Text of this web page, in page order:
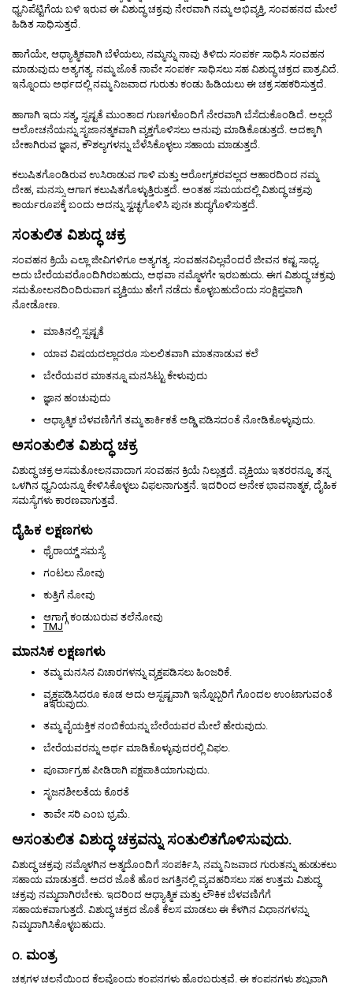
ಧ್ವನಿಪೆಟ್ಟಿಗೆಯ ಬಳಿ ಇರುವ ಈ ವಿಶುದ್ಧ ಚಕ್ರವು ನೇರವಾಗಿ ನಮ್ಮ ಅಭಿವ್ಯಕ್ತಿ, ಸಂವಹನದ ಮೇಲೆ
ಹಿಡಿತ ಸಾಧಿಸುತ್ತದೆ.
ಹಾಗೆಯೇ, ಆಧ್ಯಾತ್ಮಿಕವಾಗಿ ಬೆಳೆಯಲು, ನಮ್ಮನ್ನು ನಾವು ತಿಳಿದು ಸಂಪರ್ಕ ಸಾಧಿಸಿ ಸಂವಹನ
ಮಾಡುವುದು ಅತ್ಯಗತ್ಯ. ನಮ್ಮ ಜೊತೆ ನಾವೇ ಸಂಪರ್ಕ ಸಾಧಿಸಲು ಸಹ ವಿಶುದ್ಧ ಚಕ್ರದ ಪಾತ್ರವಿದೆ.
ಇನ್ನೊಂದು ಅರ್ಥದಲ್ಲಿ ನಮ್ಮ ನಿಜವಾದ ಗುರುತು ಕಂಡು ಹಿಡಿಯಲು ಈ ಚಕ್ರ ಸಹಕರಿಸುತ್ತದೆ.
ಹಾಗಾಗಿ ಇದು ಸತ್ಯ, ಸ್ಪಷ್ಟತೆ ಮುಂತಾದ ಗುಣಗಳೊಂದಿಗೆ ನೇರವಾಗಿ ಬೆಸೆದುಕೊಂಡಿದೆ. ಅಲ್ಲದೆ
ಆಲೋಚನೆಯನ್ನು ಸೃಜಾನತ್ಮಕವಾಗಿ ವ್ಯಕ್ತಗೊಳಿಸಲು ಅನುವು ಮಾಡಿಕೊಡುತ್ತದೆ. ಅದಕ್ಕಾಗಿ
ಬೇಕಾಗಿರುವ ಜ್ಞಾನ, ಕೌಶಲ್ಯಗಳನ್ನು ಬೆಳೆಸಿಕೊಳ್ಳಲು ಸಹಾಯ ಮಾಡುತ್ತದೆ.
ಕಲುಷಿತಗೊಂಡಿರುವ ಉಸಿರಾಡುವ ಗಾಳಿ ಮತ್ತು ಆರೋಗ್ಯಕರವಲ್ಲದ ಆಹಾರದಿಂದ ನಮ್ಮ
ದೇಹ, ಮನಸ್ಸು ಆಗಾಗ ಕಲುಷಿತಗೊಳ್ಳುತ್ತಿರುತ್ತದೆ. ಅಂತಹ ಸಮಯದಲ್ಲಿ ವಿಶುದ್ಧ ಚಕ್ರವು
ಕಾರ್ಯರೂಪಕ್ಕೆ ಬಂದು ಅದನ್ನು ಸ್ವಚ್ಛಗೊಳಿಸಿ ಪುನಃ ಶುದ್ಧಗೊಳಿಸುತ್ತದೆ.
ಸಂತುಲಿತ ವಿಶುದ್ಧ ಚಕ್ರ
ಸಂವಹನ ಕ್ರಿಯೆ ಎಲ್ಲಾ ಜೀವಿಗಳಿಗೂ ಅತ್ಯಗತ್ಯ. ಸಂವಹನವಿಲ್ಲವೆಂದರೆ ಜೀವನ ಕಷ್ಟ ಸಾಧ್ಯ.
ಅದು ಬೇರೆಯವರೊಂದಿಗಿರಬಹುದು, ಅಥವಾ ನಮ್ಮೊಳಗೇ ಇರಬಹುದು. ಈಗ ವಿಶುದ್ಧ ಚಕ್ರವು
ಸಮತೋಲನದಿಂದಿರುವಾಗ ವ್ಯಕ್ತಿಯು ಹೇಗೆ ನಡೆದು ಕೊಳ್ಳಬಹುದೆಂದು ಸಂಕ್ಷಿಪ್ತವಾಗಿ
ನೋಡೋಣ.
ಮಾತಿನಲ್ಲಿ ಸ್ಪಷ್ಟತೆ
ಯಾವ ವಿಷಯದಲ್ಲಾದರೂ ಸುಲಲಿತವಾಗಿ ಮಾತನಾಡುವ ಕಲೆ
ಬೇರೆಯವರ ಮಾತನ್ನೂ ಮನಸಿಟ್ಟು ಕೇಳುವುದು
ಜ್ಞಾನ ಹಂಚುವುದು
ಆಧ್ಯಾತ್ಮಿಕ ಬೆಳವಣಿಗೆಗೆ ತಮ್ಮ ತಾರ್ಕಿಕತೆ ಅಡ್ಡಿ ಪಡಿಸದಂತೆ ನೋಡಿಕೊಳ್ಳುವುದು.
ಅಸಂತುಲಿತ ವಿಶುದ್ಧ ಚಕ್ರ
ವಿಶುದ್ಧ ಚಕ್ರ ಅಸಮತೋಲನವಾದಾಗ ಸಂವಹನ ಕ್ರಿಯೆ ನಿಲ್ಲುತ್ತದೆ. ವ್ಯಕ್ತಿಯು ಇತರರನ್ನೂ, ತನ್ನ
ಒಳಗಿನ ಧ್ವನಿಯನ್ನೂ ಕೇಳಿಸಿಕೊಳ್ಳಲು ವಿಫಲನಾಗುತ್ತನೆ. ಇದರಿಂದ ಅನೇಕ ಭಾವನಾತ್ಮಕ, ದೈಹಿಕ
ಸಮಸ್ಯೆಗಳು ಕಾರಣವಾಗುತ್ತವೆ.
ದೈಹಿಕ ಲಕ್ಷಣಗಳು
ಥೈರಾಯ್ಡ್ ಸಮಸ್ಯೆ
ಗಂಟಲು ನೋವು
ಕುತ್ತಿಗೆ ನೋವು
ಆಗಾಗ್ಗೆ ಕಂಡುಬರುವ ತಲೆನೋವು
TMJ
ಮಾನಸಿಕ ಲಕ್ಷಣಗಳು
ತಮ್ಮ ಮನಸಿನ ವಿಚಾರಗಳನ್ನು ವ್ಯಕ್ತಪಡಿಸಲು ಹಿಂಜರಿಕೆ.
ವ್ಯಕ್ತಪಡಿಸಿದರೂ ಕೂಡ ಅದು ಅಸ್ಪಷ್ಟವಾಗಿ ಇನ್ನೊಬ್ಬರಿಗೆ ಗೊಂದಲ ಉಂಟಾಗುವಂತೆ
aಇರುವುದು.
ತಮ್ಮ ವೈಯಕ್ತಿಕ ನಂಬಿಕೆಯನ್ನು ಬೇರೆಯವರ ಮೇಲೆ ಹೇರುವುದು.
ಬೇರೆಯವರನ್ನು ಅರ್ಥ ಮಾಡಿಕೊಳ್ಳುವುದರಲ್ಲಿ ವಿಫಲ.
ಪೂರ್ವಾಗ್ರಹ ಪೀಡಿರಾಗಿ ಪಕ್ಷಪಾತಿಯಾಗುವುದು.
ಸೃಜನಶೀಲತೆಯ ಕೊರತೆ
ತಾವೇ ಸರಿ ಎಂಬ ಭ್ರಮೆ.
ಅಸಂತುಲಿತ ವಿಶುದ್ಧ ಚಕ್ರವನ್ನು ಸಂತುಲಿತಗೊಳಿಸುವುದು.
ವಿಶುದ್ಧ ಚಕ್ರವು ನಮ್ಮೊಳಗಿನ ಅತ್ಮದೊಂದಿಗೆ ಸಂಪರ್ಕಿಸಿ, ನಮ್ಮ ನಿಜವಾದ ಗುರುತನ್ನು ಹುಡುಕಲು
ಸಹಾಯ ಮಾಡುತ್ತದೆ. ಅದರ ಜೊತೆ ಹೊರ ಜಗತ್ತಿನಲ್ಲಿ ವ್ಯವಹರಿಸಲು ಸಹ ಉತ್ತಮ ವಿಶುದ್ಧ
ಚಕ್ರವು ನಮ್ಮದಾಗಿರಬೇಕು. ಇದರಿಂದ ಆಧ್ಯಾತ್ಮಿಕ ಮತ್ತು ಲೌಕಿಕ ಬೆಳವಣಿಗೆಗೆ
ಸಹಾಯಕವಾಗುತ್ತದೆ. ವಿಶುದ್ಧ ಚಕ್ರದ ಜೊತೆ ಕೆಲಸ ಮಾಡಲು ಈ ಕೆಳಗಿನ ವಿಧಾನಗಳನ್ನು
ನಿಮ್ಮದಾಗಿಸಿಕೊಳ್ಳಬಹುದು.
೧. ಮಂತ್ರ
ಚಕ್ರಗಳ ಚಲನೆಯಿಂದ ಕೆಲವೊಂದು ಕಂಪನಗಳು ಹೊರಬರುತ್ತವೆ. ಈ ಕಂಪನಗಳು ಶಬ್ದವಾಗಿ